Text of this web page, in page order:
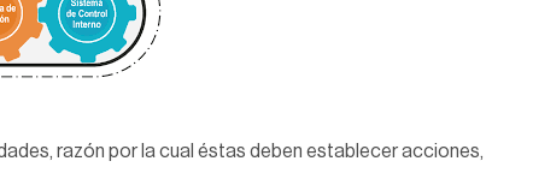
razón por la cual éstas deben establecer acciones,